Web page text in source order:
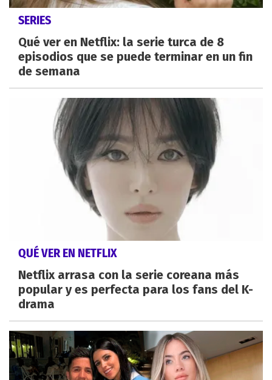
SERIES
Qué ver en Netflix: la serie turca de 8
episodios que se puede terminar en un fin
de semana
QUÉ VER EN NETFLIX
Netflix arrasa con la serie coreana más
popular y es perfecta para los fans del K-
drama